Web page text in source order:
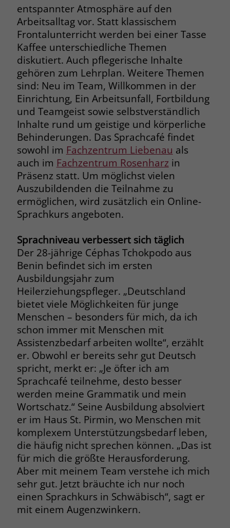
entspannter Atmosphäre auf den
Arbeitsalltag vor. Statt klassischem
Frontalunterricht werden bei einer Tasse
Kaffee unterschiedliche Themen
diskutiert. Auch pflegerische Inhalte
gehören zum Lehrplan. Weitere Themen
sind: Neu im Team, Willkommen in der
Einrichtung, Ein Arbeitsunfall, Fortbildung
und Teamgeist sowie selbstverständlich
Inhalte rund um geistige und körperliche
Behinderungen. Das Sprachcafé findet
sowohl im Fachzentrum Liebenau als
auch im Fachzentrum Rosenharz in
Präsenz statt. Um möglichst vielen
Auszubildenden die Teilnahme zu
ermöglichen, wird zusätzlich ein Online-
Sprachkurs angeboten.
Sprachniveau verbessert sich täglich
Der 28-jährige Céphas Tchokpodo aus
Benin befindet sich im ersten
Ausbildungsjahr zum
Heilerziehungspfleger. „Deutschland
bietet viele Möglichkeiten für junge
Menschen – besonders für mich, da ich
schon immer mit Menschen mit
Assistenzbedarf arbeiten wollte“, erzählt
er. Obwohl er bereits sehr gut Deutsch
spricht, merkt er: „Je öfter ich am
Sprachcafé teilnehme, desto besser
werden meine Grammatik und mein
Wortschatz.“ Seine Ausbildung absolviert
er im Haus St. Pirmin, wo Menschen mit
komplexem Unterstützungsbedarf leben,
die häufig nicht sprechen können. „Das ist
für mich die größte Herausforderung.
Aber mit meinem Team verstehe ich mich
sehr gut. Jetzt bräuchte ich nur noch
einen Sprachkurs in Schwäbisch“, sagt er
mit einem Augenzwinkern.
Name _fbp
Anbieter Facebook
Laufzeit 3 Monate
Zweck
Der Zweck von _fbp ist vollständig auf
die Werbe- und Analysebemühungen
von Facebook zurückzuführen. Dieses
Cookie ist ein Erstanbieter-Cookie, d. h.
Facebook platziert es, während ein
Verbraucher auf Facebook ist. Dieses
Cookie verfolgt die Besuche eines
Nutzers auf verschiedenen Websites
und meldet dieses Verhalten an
Facebook. Facebook kann dann die
gesammelten Daten nutzen, um den
Nutzer besser zu verstehen und
bessere, relevantere Werbung zu
persönlich identifizierbaren
Informationen und wird von Facebook
nur platziert, um Daten an das
Unternehmen zurückzusenden.